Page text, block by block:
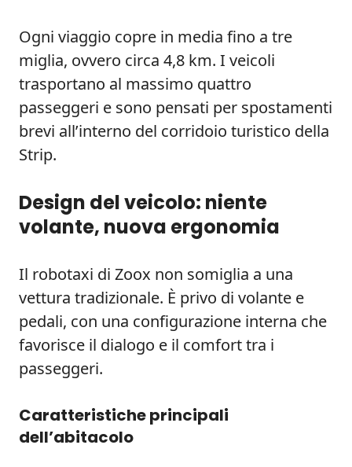
Ogni viaggio copre in media fino a tre
miglia, ovvero circa 4,8 km. I veicoli
trasportano al massimo quattro
passeggeri e sono pensati per spostamenti
brevi all’interno del corridoio turistico della
Strip.
Design del veicolo: niente
volante, nuova ergonomia
Il robotaxi di Zoox non somiglia a una
vettura tradizionale. È privo di volante e
pedali, con una configurazione interna che
favorisce il dialogo e il comfort tra i
passeggeri.
Caratteristiche principali
dell’abitacolo